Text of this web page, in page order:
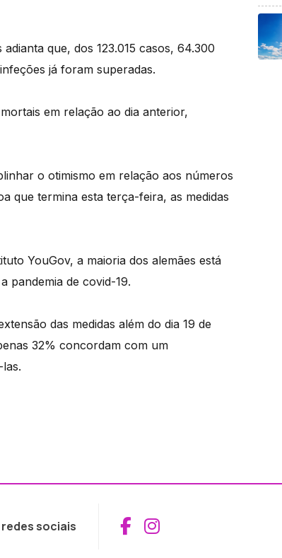
que, dos 123.015 casos, 64.300
já foram superadas.
em relação ao dia anterior,
o otimismo em relação aos números
que termina esta terça-feira, as medidas
YouGov, a maioria dos alemães está
pandemia de covid-19.
das medidas além do dia 19 de
32% concordam com um
sociais Aceder ao
Aceder ao